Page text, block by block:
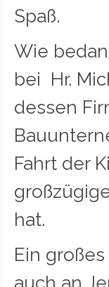
Spaß.
Wie
bei Hr.
dessen
Fahrt der
hat.
Ein